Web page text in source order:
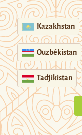
Kazakhstan
Ouzbékistan
Tadjikistan